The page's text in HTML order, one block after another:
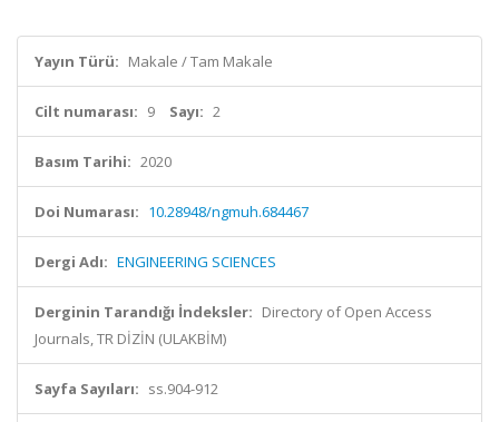
Yayın Türü: Makale / Tam Makale
Cilt numarası: 9 Sayı: 2
Basım Tarihi: 2020
Doi Numarası: 10.28948/ngmuh.684467
Dergi Adı: ENGINEERING SCIENCES
Derginin Tarandığı İndeksler: Directory of Open Access
Journals, TR DİZİN (ULAKBİM)
Sayfa Sayıları: ss.904-912